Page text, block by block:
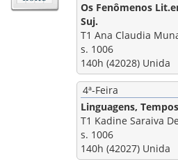
Os Fenômenos
Suj.
T1 Ana Claudia
s. 1006
140h (42028) Unida
4ª-Feira
Linguagens,
T1 Kadine Saraiva
s. 1006
140h (42027) Unida